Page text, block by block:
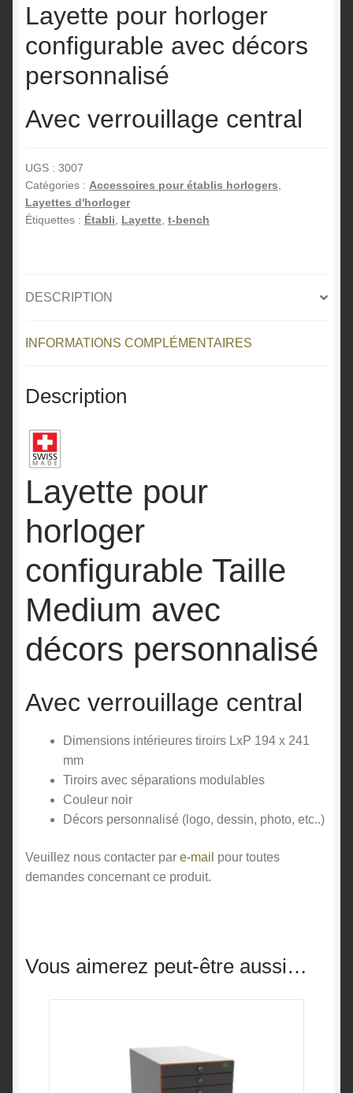
Layette pour horloger
configurable avec décors
personnalisé
Avec verrouillage central
UGS : 3007
Catégories : Accessoires pour établis horlogers,
Layettes d'horloger
Étiquettes : Établi, Layette, t-bench
DESCRIPTION
INFORMATIONS COMPLÉMENTAIRES
Description
Layette pour
horloger
configurable Taille
Medium avec
décors personnalisé
Avec verrouillage central
Dimensions intérieures tiroirs LxP 194 x 241
mm
Tiroirs avec séparations modulables
Couleur noir
Décors personnalisé (logo, dessin, photo, etc..)
Veuillez nous contacter par e-mail pour toutes
demandes concernant ce produit.
Vous aimerez peut-être aussi…